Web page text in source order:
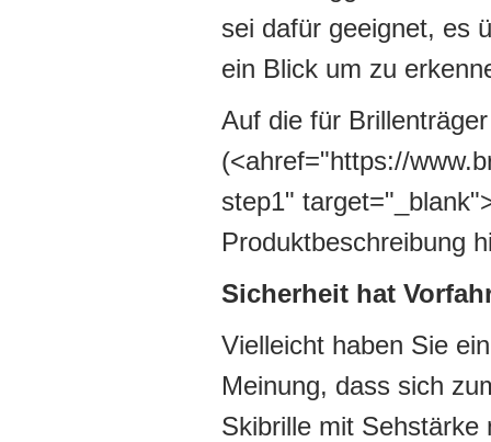
sei dafür geeignet, es
ein Blick um zu
Auf die für
(<ahref="https://
step1"
Produktbeschreibung
Sicherheit hat
Vielleicht haben Sie
Meinung, dass sich
Skibrille mit Sehstärke